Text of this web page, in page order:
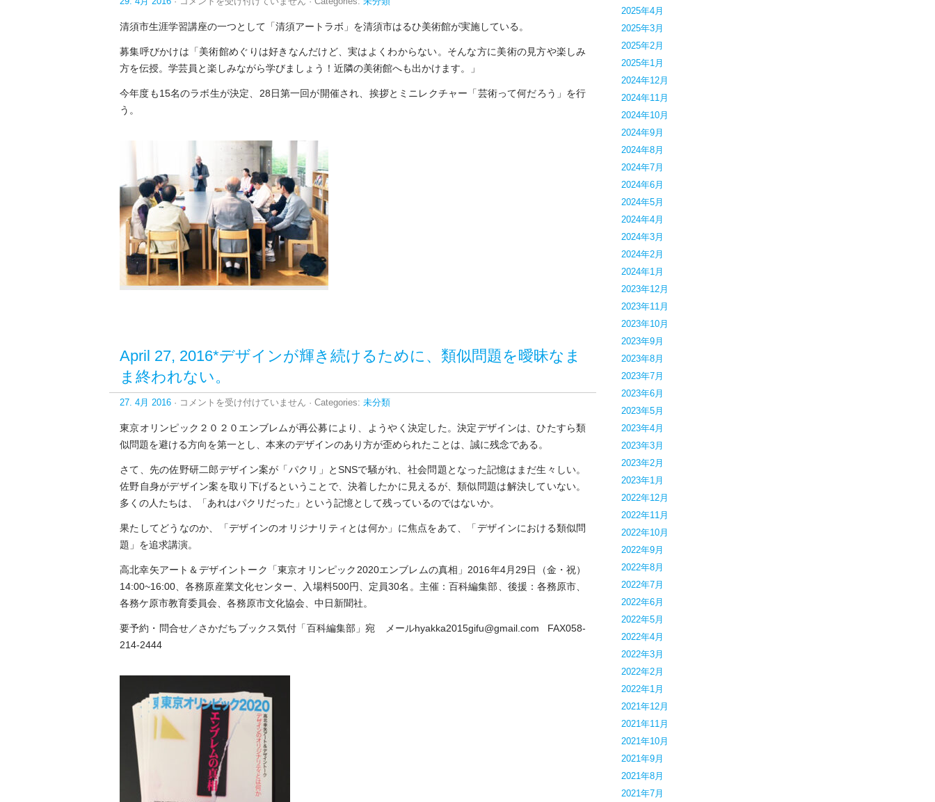
2016*
今
も
ア
ト
る。
み
ん
な
ワ
ク
ワ
ク。
は
清須市生涯学習講座の一つとして「清須アートラボ」を清須市はるひ美術館が実施している。
募集呼びかけは「美術館めぐりは好きなんだけど、実はよくわからない。そんな方に美術の見方や楽しみ
方を伝授。学芸員と楽しみながら学びましょう！近隣の美術館へも出かけます。」
今年度も15名のラボ生が決定、28日第一回が開催され、挨拶とミニレクチャー「芸術って何だろう」を行
う。
April 27, 2016*デザインが輝き続けるために、類似問題を曖昧なま
ま終われない。
27. 4月 2016 · April
2016*
デ
ザ
ン
が
き
け
る
め
に、
類
似
題
ま
ま
わ
コメントを受け付けていません · Categories: 未分類
東京オリンピック２０２０エンブレムが再公募により、ようやく決定した。決定デザインは、ひたすら類
似問題を避ける方向を第一とし、本来のデザインのあり方が歪められたことは、誠に残念である。
さて、先の佐野研二郎デザイン案が「パクリ」とSNSで騒がれ、社会問題となった記憶はまだ生々しい。
佐野自身がデザイン案を取り下げるということで、決着したかに見えるが、類似問題は解決していない。
多くの人たちは、「あれはパクリだった」という記憶として残っているのではないか。
果たしてどうなのか、「デザインのオリジナリティとは何か」に焦点をあて、「デザインにおける類似問
題」を追求講演。
高北幸矢アート＆デザイントーク「東京オリンピック2020エンブレムの真相」2016年4月29日（金・祝）
14:00~16:00、各務原産業文化センター、入場料500円、定員30名。主催：百科編集部、後援：各務原市、
各務ケ原市教育委員会、各務原市文化協会、中日新聞社。
要予約・問合せ／さかだちブックス気付「百科編集部」宛 メールhyakka2015gifu@gmail.com FAX058-
214-2444
2025年4月
2025年3月
2025年2月
2025年1月
2024年12月
2024年11月
2024年10月
2024年9月
2024年8月
2024年7月
2024年6月
2024年5月
2024年4月
2024年3月
2024年2月
2024年1月
2023年12月
2023年11月
2023年10月
2023年9月
2023年8月
2023年7月
2023年6月
2023年5月
2023年4月
2023年3月
2023年2月
2023年1月
2022年12月
2022年11月
2022年10月
2022年9月
2022年8月
2022年7月
2022年6月
2022年5月
2022年4月
2022年3月
2022年2月
2022年1月
2021年12月
2021年11月
2021年10月
2021年9月
2021年8月
2021年7月